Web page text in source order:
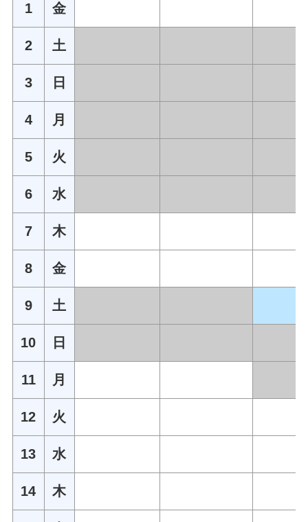
1 金
2 土
3 日
4 月
5 火
6 水
7 木
8 金
9 土
10 日
11 月
12 火
13 水
14 木